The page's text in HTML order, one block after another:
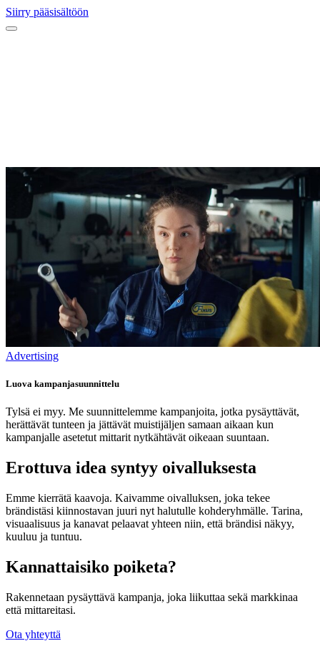
Siirry pääsisältöön
Advertising
Luova kampanjasuunnittelu
Tylsä ei myy. Me suunnittelemme kampanjoita, jotka pysäyttävät,
herättävät tunteen ja jättävät muistijäljen samaan aikaan kun
kampanjalle asetetut mittarit nytkähtävät oikeaan suuntaan.
Erottuva idea syntyy oivalluksesta
Emme kierrätä kaavoja. Kaivamme oivalluksen, joka tekee
brändistäsi kiinnostavan juuri nyt halutulle kohderyhmälle. Tarina,
visuaalisuus ja kanavat pelaavat yhteen niin, että brändisi näkyy,
kuuluu ja tuntuu.
Kannattaisiko poiketa?
Rakennetaan pysäyttävä kampanja, joka liikuttaa sekä markkinaa
että mittareitasi.
Ota yhteyttä